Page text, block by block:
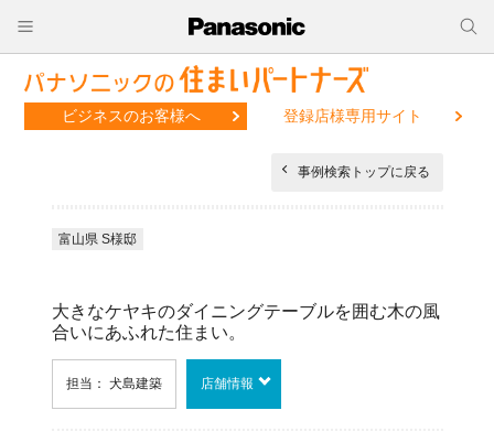
ビジネスのお客様へ 登録店様専用サイト
事例検索トップに戻る
富山県 S様邸
大きなケヤキのダイニングテーブルを囲む木の風
合いにあふれた住まい。
担当： 犬島建築 店舗情報